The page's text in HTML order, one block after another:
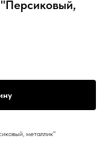
металлик"